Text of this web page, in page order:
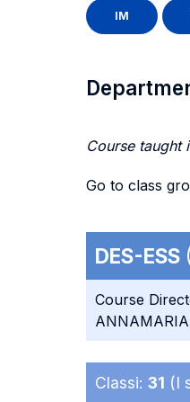
IM
Course taught
Go to class
DES-ESS
Course
Classi: 31 (I